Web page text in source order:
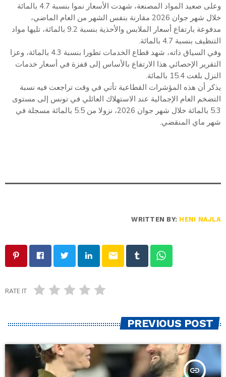
وعلى صعيد المواد المصنعة، شهدت الأسعار نموا بنسبة 4.7 بالمائة
خلال شهر جوان 2026 مقارنة بنفس الشهر من العام الماضي،
مدفوعة بارتفاع أسعار الملابس والأحذية بنسبة 9.2 بالمائة، تليها مواد
التنظيف بنسبة 4.7 بالمائة.
وفي السياق ذاته، شهد قطاع الخدمات تطورا بنسبة 4.3 بالمائة، وعزا
التقرير الإحصائي هذا الارتفاع بالأساس إلى قفزة في أسعار خدمات
النزل بلغت 15.4 بالمائة.
يذكر أن هذه المؤشرات القطاعية تأتي في وقت تراجعت فيه نسبة
التضخم العام الإجمالية عند الاستهلاك العائلي في تونس إلى مستوى
5.3 بالمائة خلال شهر جوان 2026، نزولا من 5.5 بالمائة مسجلة في
شهر ماي المنقضي.
WRITTEN BY: HENI NAJLA
email
RATE IT
PREVIOUS POST
insert_link